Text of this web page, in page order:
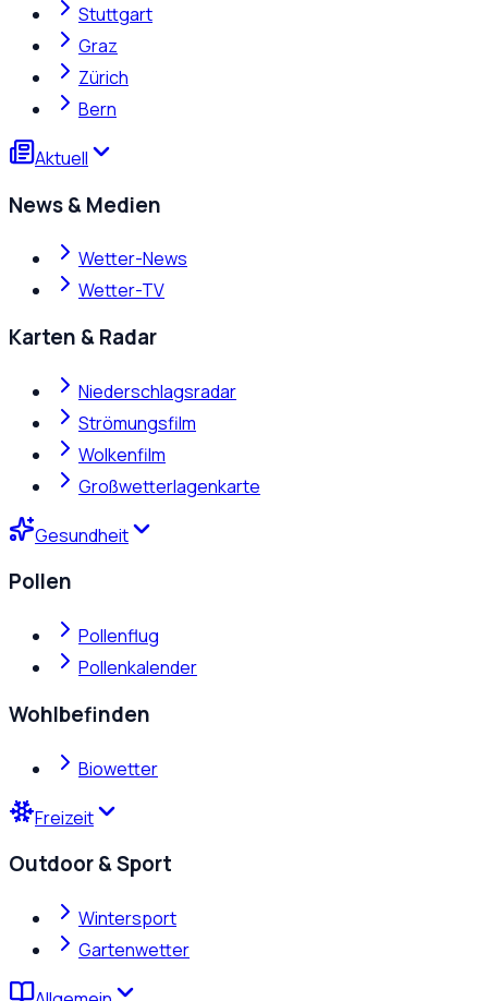
Stuttgart
Graz
Zürich
Bern
Aktuell
News & Medien
Wetter-News
Wetter-TV
Karten & Radar
Niederschlagsradar
Strömungsfilm
Wolkenfilm
Großwetterlagenkarte
Gesundheit
Pollen
Pollenflug
Pollenkalender
Wohlbefinden
Biowetter
Freizeit
Outdoor & Sport
Wintersport
Gartenwetter